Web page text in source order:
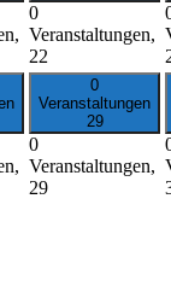
0
Veranstaltungen,
22
0
Veranstaltungen
29
0
Veranstaltungen,
29